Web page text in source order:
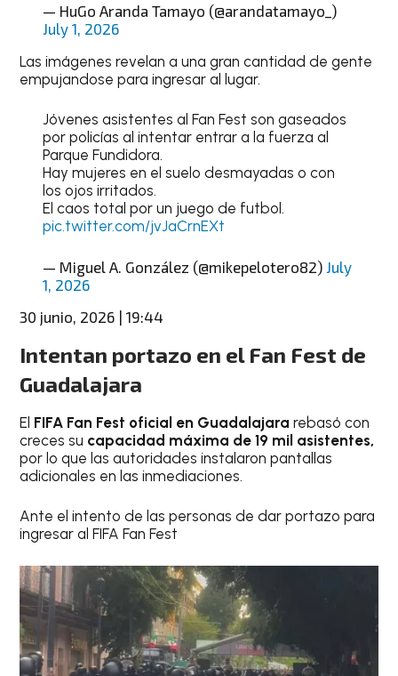
— HuGo Aranda Tamayo (@arandatamayo_)
July 1, 2026
Las imágenes revelan a una gran cantidad de gente
empujandose para ingresar al lugar.
Jóvenes asistentes al Fan Fest son gaseados
por policías al intentar entrar a la fuerza al
Parque Fundidora.
Hay mujeres en el suelo desmayadas o con
los ojos irritados.
El caos total por un juego de futbol.
pic.twitter.com/jvJaCrnEXt
— Miguel A. González (@mikepelotero82) July
1, 2026
30 junio, 2026 | 19:44
Intentan portazo en el Fan Fest de
Guadalajara
El FIFA Fan Fest oficial en Guadalajara rebasó con
creces su capacidad máxima de 19 mil asistentes,
por lo que las autoridades instalaron pantallas
adicionales en las inmediaciones.
Ante el intento de las personas de dar portazo para
ingresar al FIFA Fan Fest